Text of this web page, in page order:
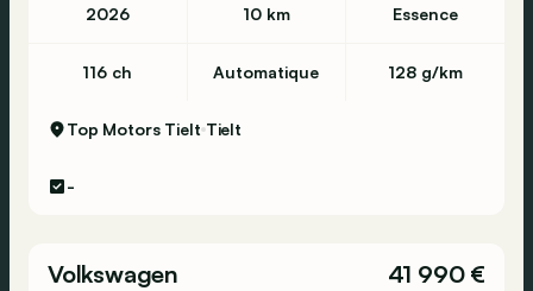
2026 10 km Essence
116 ch Automatique 128 g/km
Top Motors Tielt Tielt
-
Volkswagen
41 990 €